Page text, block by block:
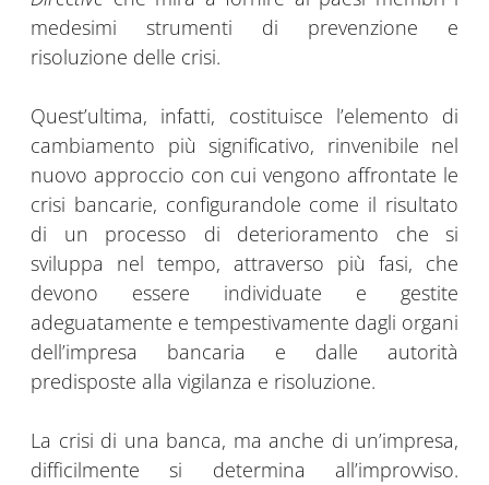
medesimi strumenti di prevenzione e
risoluzione delle crisi.
Quest’ultima, infatti, costituisce l’elemento di
cambiamento più significativo, rinvenibile nel
nuovo approccio con cui vengono affrontate le
crisi bancarie, configurandole come il risultato
di un processo di deterioramento che si
sviluppa nel tempo, attraverso più fasi, che
devono essere individuate e gestite
adeguatamente e tempestivamente dagli organi
dell’impresa bancaria e dalle autorità
predisposte alla vigilanza e risoluzione.
La crisi di una banca, ma anche di un’impresa,
difficilmente si determina all’improvviso.